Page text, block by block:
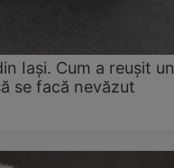
Iași. Cum a reușit un
se facă nevăzut